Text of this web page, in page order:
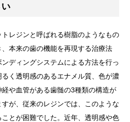
レジンと呼ばれる樹脂のようなもの
本来の歯の機能を再現する治療法
ディングシステムによる方法を行っ
く透明感のあるエナメル質、色が濃
や血管がある歯髄の3種類の構造が
が、従来のレジンでは、このような
とが困難でした。近年、透明感や色